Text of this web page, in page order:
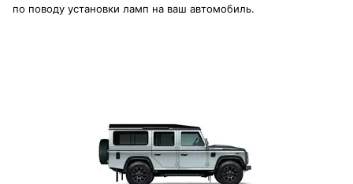
по поводу установки ламп на ваш автомобиль.